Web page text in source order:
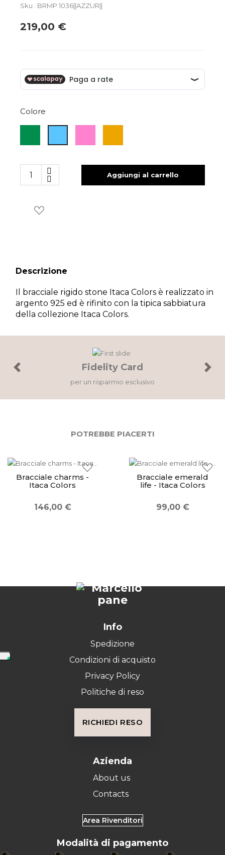
Sku : BRMP 1036||AZZUR||
219,00 €
Colore
Aggiungi al carrello
Descrizione
Il bracciale rigido stone Itaca Colors è realizzato in
argento 925 ed è rifinito con la tipica sabbiatura
della collezione Itaca Colors.
Fidelity Card
per un risparmio esclusivo
Previous Next
POTREBBE PIACERTI
Bracciale charms -
Itaca Colors
146,00 €
Bracciale emerald
life - Itaca Colors
99,00 €
Info
Spedizione
Condizioni di acquisto
Privacy Policy
Politiche di reso
RICHIEDI RESO
Azienda
About us
Contacts
Area Rivenditori
Modalità di pagamento
Annulla Wishlist